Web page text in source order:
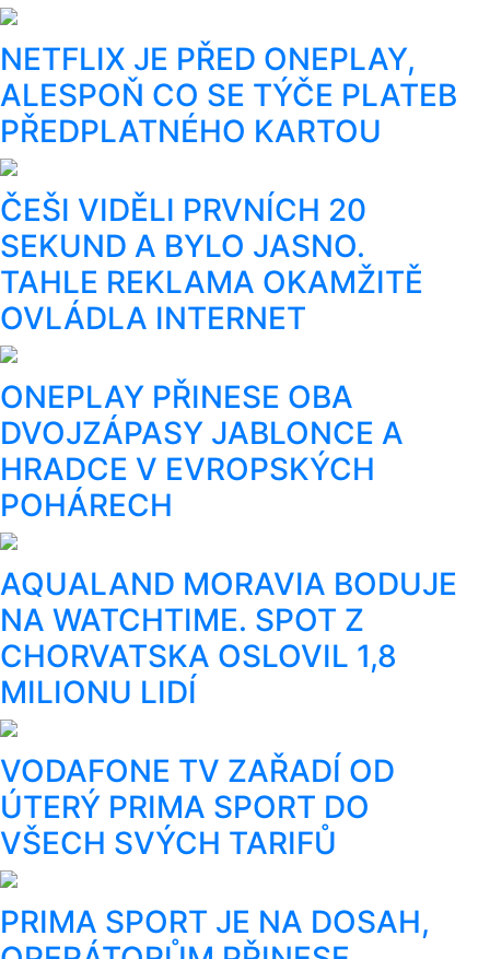
NETFLIX JE PŘED ONEPLAY,
ALESPOŇ CO SE TÝČE PLATEB
PŘEDPLATNÉHO KARTOU
ČEŠI VIDĚLI PRVNÍCH 20
SEKUND A BYLO JASNO.
TAHLE REKLAMA OKAMŽITĚ
OVLÁDLA INTERNET
ONEPLAY PŘINESE OBA
DVOJZÁPASY JABLONCE A
HRADCE V EVROPSKÝCH
POHÁRECH
AQUALAND MORAVIA BODUJE
NA WATCHTIME. SPOT Z
CHORVATSKA OSLOVIL 1,8
MILIONU LIDÍ
VODAFONE TV ZAŘADÍ OD
ÚTERÝ PRIMA SPORT DO
VŠECH SVÝCH TARIFŮ
PRIMA SPORT JE NA DOSAH,